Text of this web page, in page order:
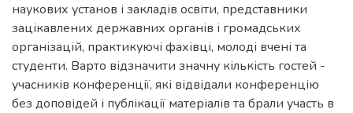
наукових установ і закладів освіти, представники
зацікавлених державних органів і громадських
організацій, практикуючі фахівці, молоді вчені та
студенти. Варто відзначити значну кількість гостей -
учасників конференції, які відвідали конференцію
без доповідей і публікації матеріалів та брали участь в